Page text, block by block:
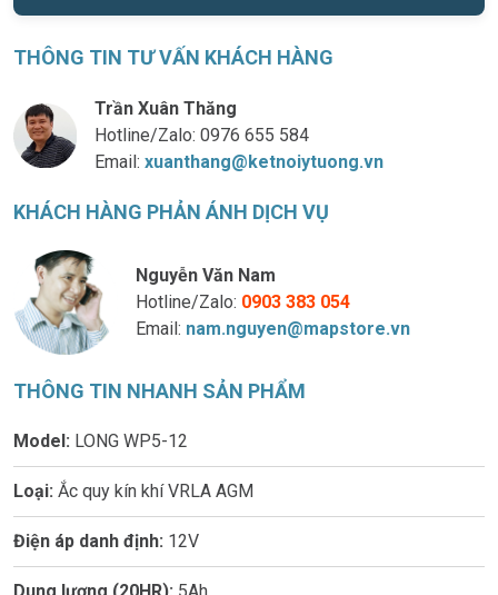
THÔNG TIN TƯ VẤN KHÁCH HÀNG
Trần Xuân Thăng
Hotline/Zalo:0976 655 584
Email:xuanthang@ketnoiytuong.vn
KHÁCH HÀNG PHẢN ÁNH DỊCH VỤ
Nguyễn Văn Nam
Hotline/Zalo: 0903 383 054
Email: nam.nguyen@mapstore.vn
THÔNG TIN NHANH SẢN PHẨM
Model: LONG WP5-12
Loại: Ắc quy kín khí VRLA AGM
Điện áp danh định: 12V